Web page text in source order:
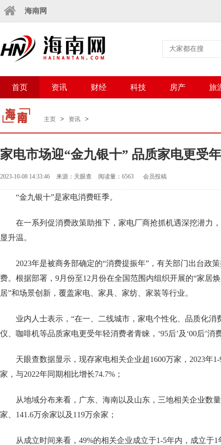
海南网
首页 资讯 财经 科技 房产 旅
主页 > 资讯 >
家电市场迎“金九银十” 品质家电更受
2023-10-08 14:33:46 来源：天眼查 阅读量：6563 会员投稿
“金九银十”是家电消费旺季。
在一系列促消费政策助推下，家电厂商抢抓机遇深挖潜力
显升温。
2023年是被商务部确定的“消费提振年”，有关部门出台政
费。根据部署，9月份至12月份在全国范围内组织开展的“家居
居”和场景创新，覆盖家电、家具、家纺、家装等行业。
业内人士表示，“在一、二线城市，家电个性化、品质化消
仪、咖啡机等品质家电更受年轻消费者青睐，‘95后’及‘00后’消
天眼查数据显示，现存家电相关企业超1600万家，2023年
家，与2022年同期相比增长74.7%；
从地域分布来看，广东、海南以及山东，三地相关企业数
家、141.6万余家以及119万余家；
从成立时间来看，49%的相关企业成立于1-5年内，成立于